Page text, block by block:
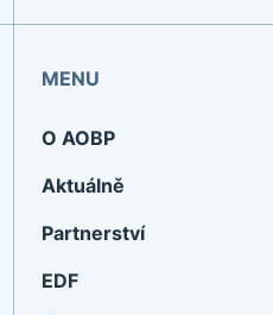
MENU
O AOBP
Aktuálně
Partnerství
EDF